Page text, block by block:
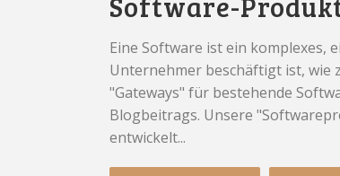
Eine Software ist ein komplexes,
Unternehmer beschäftigt ist, wie
"Gateways" für bestehende
Blogbeitrags. Unsere
entwickelt...